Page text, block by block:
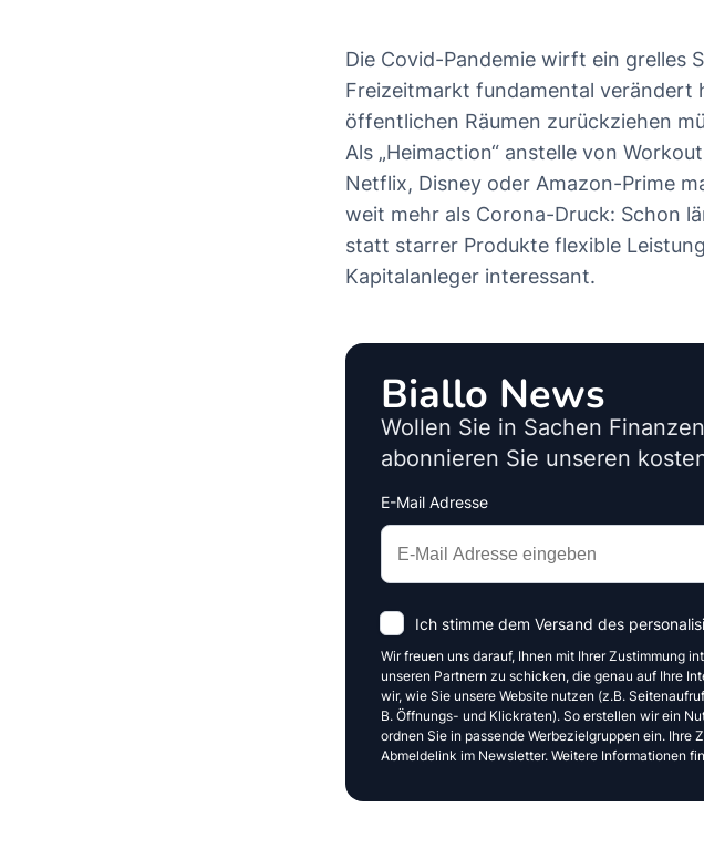
Die Covid-Pandemie wirft ein grelles
Freizeitmarkt fundamental verändert
öffentlichen Räumen zurückziehen
Als „Heimaction“ anstelle von
Netflix, Disney oder Amazon-Prime
weit mehr als Corona-Druck: Schon
statt starrer Produkte flexible
Kapitalanleger interessant.
Biallo News
Wollen Sie in Sachen
abonnieren Sie unseren
E-Mail Adresse
Interests
Amount
Ich stimme dem Versand des
Wir freuen uns darauf, Ihnen mit Ihrer Zustimmung
unseren Partnern zu schicken, die genau auf Ihre
wir, wie Sie unsere Website nutzen (z.B.
B. Öffnungs- und Klickraten). So erstellen wir ein
ordnen Sie in passende Werbezielgruppen ein. Ihre
Abmeldelink im Newsletter. Weitere Informationen